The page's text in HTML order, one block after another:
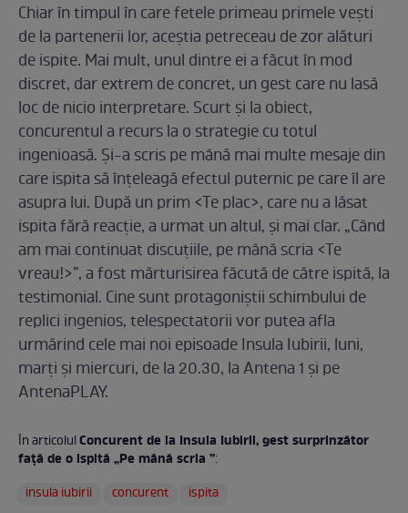
Chiar în timpul în care fetele primeau primele veşti
de la partenerii lor, aceştia petreceau de zor alături
de ispite. Mai mult, unul dintre ei a făcut în mod
discret, dar extrem de concret, un gest care nu lasă
loc de nicio interpretare. Scurt şi la obiect,
concurentul a recurs la o strategie cu totul
ingenioasă. Şi-a scris pe mână mai multe mesaje din
care ispita să înţeleagă efectul puternic pe care îl are
asupra lui. După un prim <Te plac>, care nu a lăsat
ispita fără reacţie, a urmat un altul, şi mai clar. „Când
am mai continuat discuţiile, pe mână scria <Te
vreau!>”, a fost mărturisirea făcută de către ispită, la
testimonial. Cine sunt protagoniştii schimbului de
replici ingenios, telespectatorii vor putea afla
urmărind cele mai noi episoade Insula Iubirii, luni,
marţi şi miercuri, de la 20.30, la Antena 1 şi pe
AntenaPLAY.
În articolulConcurent de la Insula Iubirii, gest surprinzător
faţă de o ispită „Pe mână scria ”:
insula iubirii
concurent ispita